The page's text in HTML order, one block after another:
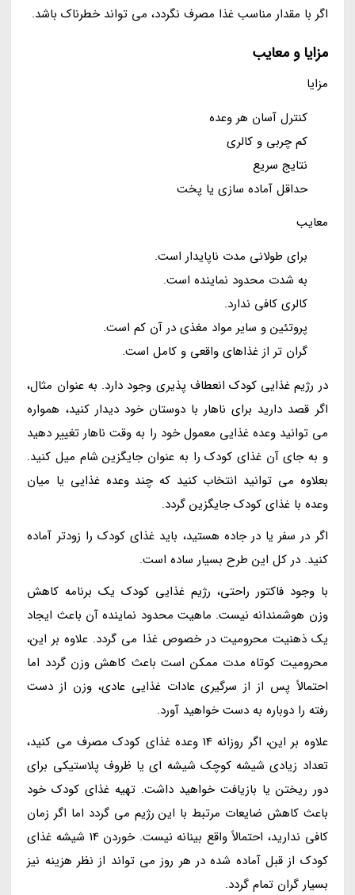
اگر با مقدار مناسب غذا مصرف نگردد، می تواند خطرناک باشد.
مزایا و معایب
مزایا
کنترل آسان هر وعده
کم چربی و کالری
نتایج سریع
حداقل آماده سازی یا پخت
معایب
برای طولانی مدت ناپایدار است.
به شدت محدود نماینده است.
کالری کافی ندارد.
پروتئین و سایر مواد مغذی در آن کم است.
گران تر از غذاهای واقعی و کامل است.
در رژیم غذایی کودک انعطاف پذیری وجود دارد. به عنوان مثال،
اگر قصد دارید برای ناهار با دوستان خود دیدار کنید، همواره
می توانید وعده غذایی معمول خود را به وقت ناهار تغییر دهید
و به جای آن غذای کودک را به عنوان جایگزین شام میل کنید.
بعلاوه می توانید انتخاب کنید که چند وعده غذایی یا میان
وعده با غذای کودک جایگزین گردد.
اگر در سفر یا در جاده هستید، باید غذای کودک را زودتر آماده
کنید. در کل این طرح بسیار ساده است.
با وجود فاکتور راحتی، رژیم غذایی کودک یک برنامه کاهش
وزن هوشمندانه نیست. ماهیت محدود نماینده آن باعث ایجاد
یک ذهنیت محرومیت در خصوص غذا می گردد. علاوه بر این،
محرومیت کوتاه مدت ممکن است باعث کاهش وزن گردد اما
احتمالاً پس از از سرگیری عادات غذایی عادی، وزن از دست
رفته را دوباره به دست خواهید آورد.
علاوه بر این، اگر روزانه 14 وعده غذای کودک مصرف می کنید،
تعداد زیادی شیشه کوچک شیشه ای یا ظروف پلاستیکی برای
دور ریختن یا بازیافت خواهید داشت. تهیه غذای کودک خود
باعث کاهش ضایعات مرتبط با این رژیم می گردد اما اگر زمان
کافی ندارید، احتمالاً واقع بینانه نیست. خوردن 14 شیشه غذای
کودک از قبل آماده شده در هر روز می تواند از نظر هزینه نیز
بسیار گران تمام گردد.